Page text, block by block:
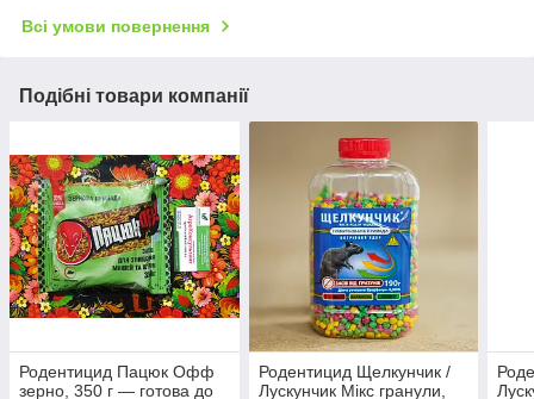
Всі умови повернення
Подібні товари компанії
Родентицид Пацюк Офф
зерно, 350 г — готова до
Родентицид Щелкунчик /
Лускунчик Мікс гранули,